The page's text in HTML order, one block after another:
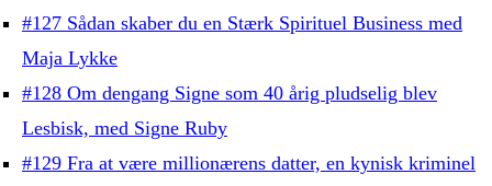
#127 Sådan skaber du en Stærk Spirituel Business med
Maja Lykke
#128 Om dengang Signe som 40 årig pludselig blev
Lesbisk, med Signe Ruby
#129 Fra at være millionærens datter, en kynisk kriminel